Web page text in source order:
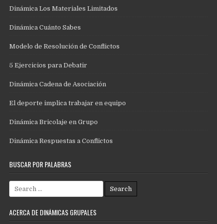
Dinámica Los Materiales Limitados
Dinámica Cuánto Sabes
Modelo de Resolución de Conflictos
5 Ejercicios para Debatir
Dinámica Cadena de Asociación
El deporte implica trabajar en equipo
Dinámica Bricolaje en Grupo
Dinámica Respuestas a Conflictos
BUSCAR POR PALABRAS
for:
ACERCA DE DINÁMICAS GRUPALES